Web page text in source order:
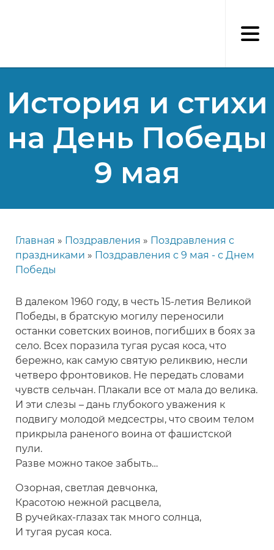
История и стихи
на День Победы
9 мая
Строка
навигации
Главная Поздравления
Поздравления с
праздниками
Поздравления с 9 мая - с Днем
Победы
В далеком 1960 году, в честь 15-летия Великой
Победы, в братскую могилу переносили
останки советских воинов, погибших в боях за
село. Всех поразила тугая русая коса, что
бережно, как самую святую реликвию, несли
четверо фронтовиков. Не передать словами
чувств сельчан. Плакали все от мала до велика.
И эти слезы – дань глубокого уважения к
подвигу молодой медсестры, что своим телом
прикрыла раненого воина от фашистской
пули.
Разве можно такое забыть…
Озорная, светлая девчонка,
Красотою нежной расцвела,
В ручейках-глазах так много солнца,
И тугая русая коса.